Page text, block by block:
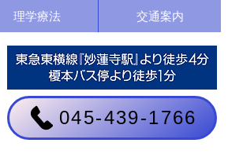
理学療法 交通案内
045-439-1766